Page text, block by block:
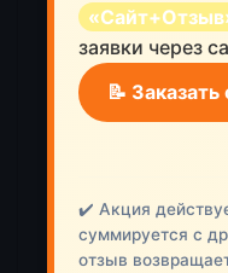
заявки через
📝
✔️ Акция
суммируется с
отзыв